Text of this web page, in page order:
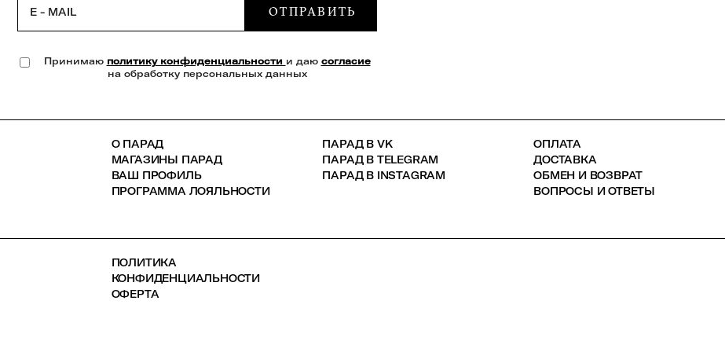
E - MAIL ОТПРАВИТЬ
Принимаю политику конфиденциальности и даю согласие
на обработку персональных данных
О ПАРАД
МАГАЗИНЫ ПАРАД
ВАШ ПРОФИЛЬ
ПРОГРАММА ЛОЯЛЬНОСТИ
ПАРАД В VK
ПАРАД В TELEGRAM
ПАРАД В INSTAGRAM
ОПЛАТА
ДОСТАВКА
ОБМЕН И ВОЗВРАТ
ВОПРОСЫ И ОТВЕТЫ
ПОЛИТИКА
КОНФИДЕНЦИАЛЬНОСТИ
ОФЕРТА